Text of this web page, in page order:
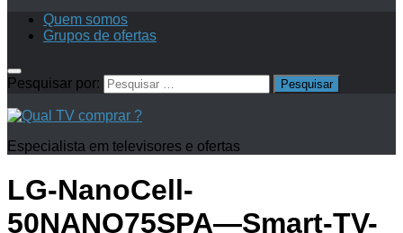
Quem somos
Grupos de ofertas
Pesquisar por:
Especialista em televisores e ofertas
LG-NanoCell-
50NANO75SPA—Smart-TV-